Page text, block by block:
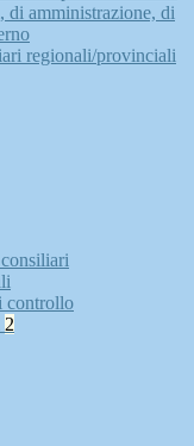
amministrazione, di
regionali/provinciali
controllo
2